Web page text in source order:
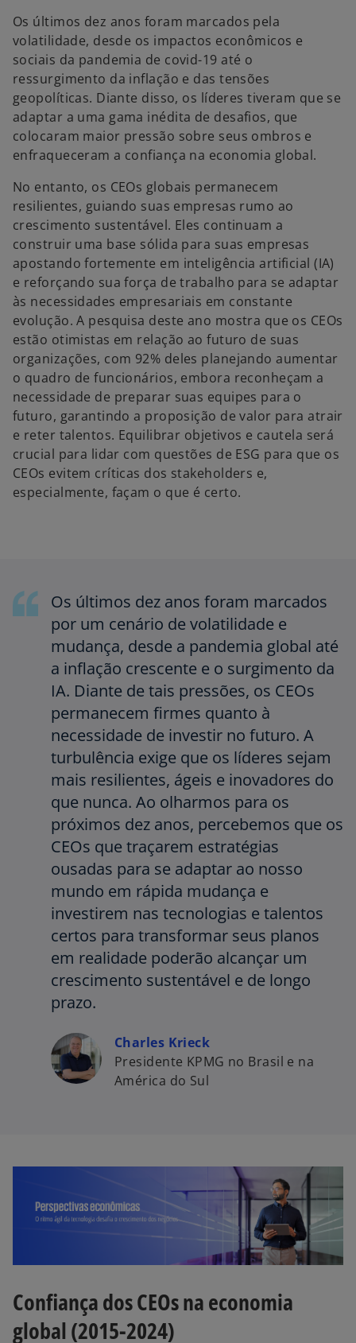
Os últimos dez anos foram marcados pela
volatilidade, desde os impactos econômicos e
sociais da pandemia de covid-19 até o
ressurgimento da inflação e das tensões
geopolíticas. Diante disso, os líderes tiveram que se
adaptar a uma gama inédita de desafios, que
colocaram maior pressão sobre seus ombros e
enfraqueceram a confiança na economia global.
No entanto, os CEOs globais permanecem
resilientes, guiando suas empresas rumo ao
crescimento sustentável. Eles continuam a
construir uma base sólida para suas empresas
apostando fortemente em inteligência artificial (IA)
e reforçando sua força de trabalho para se adaptar
às necessidades empresariais em constante
evolução. A pesquisa deste ano mostra que os CEOs
estão otimistas em relação ao futuro de suas
organizações, com 92% deles planejando aumentar
o quadro de funcionários, embora reconheçam a
necessidade de preparar suas equipes para o
futuro, garantindo a proposição de valor para atrair
e reter talentos. Equilibrar objetivos e cautela será
crucial para lidar com questões de ESG para que os
CEOs evitem críticas dos stakeholders e,
especialmente, façam o que é certo.
Os últimos dez anos foram marcados
por um cenário de volatilidade e
mudança, desde a pandemia global até
a inflação crescente e o surgimento da
IA. Diante de tais pressões, os CEOs
permanecem firmes quanto à
necessidade de investir no futuro. A
turbulência exige que os líderes sejam
mais resilientes, ágeis e inovadores do
que nunca. Ao olharmos para os
próximos dez anos, percebemos que os
CEOs que traçarem estratégias
ousadas para se adaptar ao nosso
mundo em rápida mudança e
investirem nas tecnologias e talentos
certos para transformar seus planos
em realidade poderão alcançar um
crescimento sustentável e de longo
prazo.
Charles Krieck
Presidente KPMG no Brasil e na
América do Sul
Confiança dos CEOs na economia
global (2015-2024)